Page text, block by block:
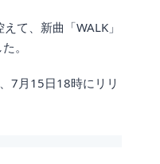
て、新曲「WALK」
。
7月15日18時にリリ